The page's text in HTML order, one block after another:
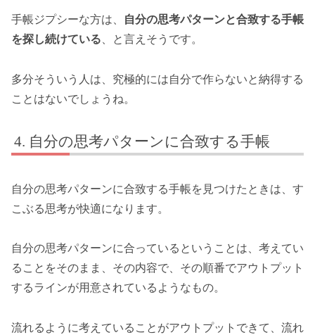
手帳ジプシーな方は、
自分の思考パターンと合致する手帳
を探し続けている 、と言えそうです。
多分そういう人は、究極的には自分で作らないと納得する
ことはないでしょうね。
自分の思考パターンに合致する手帳
自分の思考パターンに合致する手帳を見つけたときは、す
こぶる思考が快適になります。
自分の思考パターンに合っているということは、考えてい
ることをそのまま、その内容で、その順番でアウトプット
するラインが用意されているようなもの。
流れるように考えていることがアウトプットできて、流れ